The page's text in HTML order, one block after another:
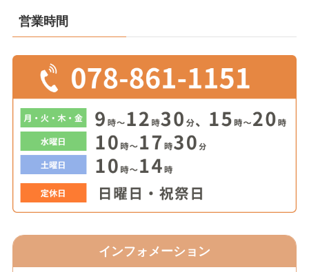
営業時間
インフォメーション